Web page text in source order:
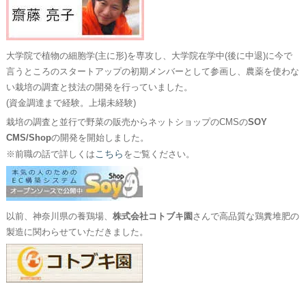
大学院で植物の細胞学(主に形)を専攻し、大学院在学中(後に中退)に今で
言うところのスタートアップの初期メンバーとして参画し、農薬を使わな
い栽培の調査と技法の開発を行っていました。
(資金調達まで経験。上場未経験)
栽培の調査と並行で野菜の販売からネットショップのCMSのSOY
CMS/Shopの開発を開始しました。
※前職の話で詳しくは こちら をご覧ください。
以前、神奈川県の養鶏場、 株式会社コトブキ園 さんで高品質な鶏糞堆肥の
製造に関わらせていただきました。